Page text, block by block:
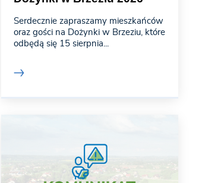
Serdecznie zapraszamy mieszkańców
oraz gości na Dożynki w Brzeziu, które
odbędą się 15 sierpnia...